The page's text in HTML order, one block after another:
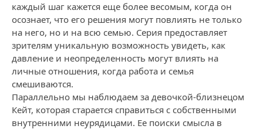
каждый шаг кажется еще более весомым, когда он
осознает, что его решения могут повлиять не только
на него, но и на всю семью. Серия предоставляет
зрителям уникальную возможность увидеть, как
давление и неопределенность могут влиять на
личные отношения, когда работа и семья
смешиваются.
Параллельно мы наблюдаем за девочкой-близнецом
Кейт, которая старается справиться с собственными
внутренними неурядицами. Ее поиски смысла в